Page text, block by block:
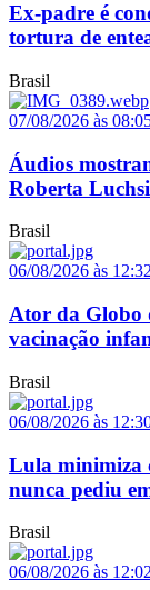
Ex-padre é
tortura de
Brasil
07/08/2026 às
Áudios
Roberta
Brasil
06/08/2026 às
Ator da Globo
vacinação
Brasil
06/08/2026 às
Lula minimiza
nunca pediu
Brasil
06/08/2026 às 12:02